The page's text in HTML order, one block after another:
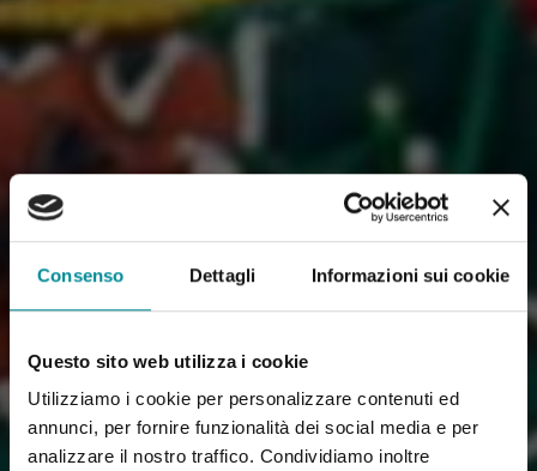
Consenso Dettagli Informazioni sui cookie
Questo sito web utilizza i cookie
Utilizziamo i cookie per personalizzare contenuti ed
annunci, per fornire funzionalità dei social media e per
analizzare il nostro traffico. Condividiamo inoltre